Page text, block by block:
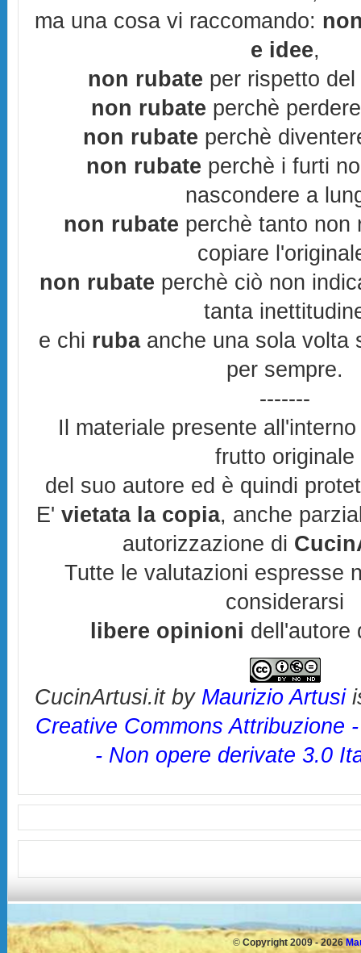
ma una cosa vi raccomando:
e idee,
non rubate per rispetto
non rubate perchè
non rubate perchè
non rubate perchè i furti
nascondere a
non rubate perchè tanto non
copiare
non rubate perchè ciò non
tanta
e chi rubaanche una sola volta
per sempre.
-------
Il materiale presente
frutto originale
del suo autore ed è quindi
E'vietata la copia, anche
autorizzazione di
Tutte le valutazioni espresse
considerarsi
libere opinioni dell'autore
CucinArtusi.itby Maurizio Artusi
Creative Commons Attribuzione
- Non opere derivate 3.0
© Copyright 2009 - 2026